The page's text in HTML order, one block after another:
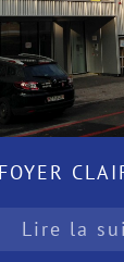
Lire la